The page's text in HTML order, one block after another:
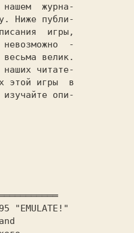
нашем  журна-
Ниже публи-
игры,
невозможно  -
весьма велик.
наших читате-
этой игры  в
опи-
"EMULATE!"